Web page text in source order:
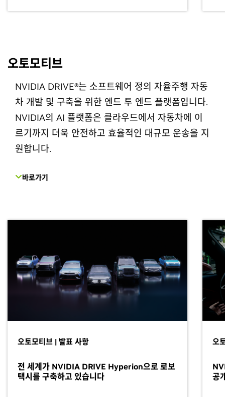
오토모티브
NVIDIA DRIVE®는 소프트웨어 정의 자율주행 자동
차 개발 및 구축을 위한 엔드 투 엔드 플랫폼입니다.
NVIDIA의 AI 플랫폼은 클라우드에서 자동차에 이
르기까지 더욱 안전하고 효율적인 대규모 운송을 지
원합니다.
바로가기
오토모티브 | 발표 사항
전 세계가 NVIDIA DRIVE Hyperion으로 로보
택시를 구축하고 있습니다
오
공